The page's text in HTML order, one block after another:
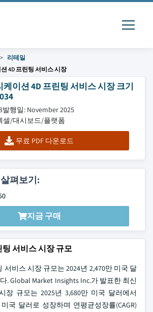
리테일
4D 프린팅 서비스 시장
이션 4D 프린팅 서비스 시장 크기
발행일: November 2025
셀/대시보드/플랫폼
무료 PDF 다운로드
펴보기:
지금 구매
팅 서비스 시장 규모
서비스 시장 규모는 2024년 2,470만 미국 달
. Global Market Insights Inc.가 발표한 최신
장 규모는 2025년 3,680만 미국 달러에서
국 달러로 성장하며 연평균성장률(CAGR)